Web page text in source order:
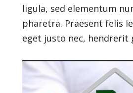
ligula, sed elementum
pharetra. Praesent felis
eget justo nec, hendrerit